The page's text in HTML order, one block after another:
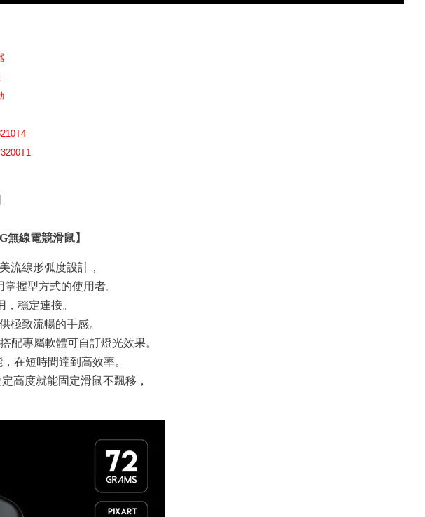
線電競滑鼠】
流線形弧度設計，
握型方式的使用者。
穩定連接。
極致流暢的手感。
配專屬軟體可自訂燈光效果。
在短時間達到高效率。
高度就能固定滑鼠不飄移，